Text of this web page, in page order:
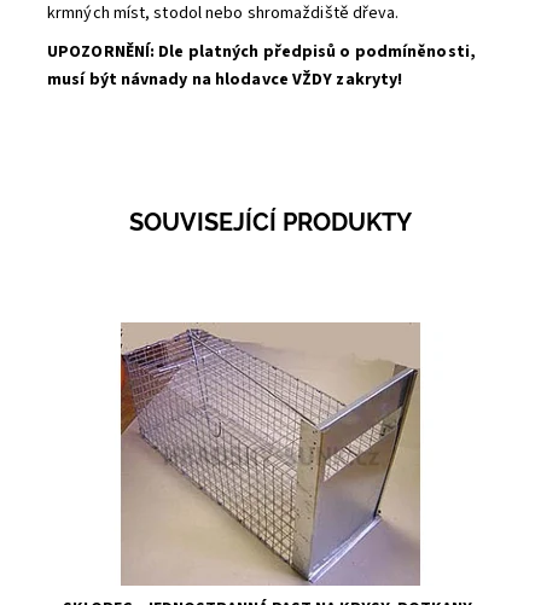
krmných míst, stodol nebo shromaždiště dřeva.
UPOZORNĚNÍ: Dle platných předpisů o podmíněnosti,
musí být návnady na hlodavce VŽDY zakryty!
SOUVISEJÍCÍ PRODUKTY
Dostupnost:
Skladem 1
1319D